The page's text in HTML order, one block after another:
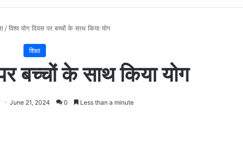
/विश्व योग दिवस पर बच्चों के साथ किया योग
शिक्षा
बच्चों के साथ किया योग
June 21, 2024 0 Less than a minute